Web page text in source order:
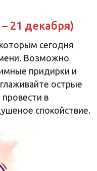
21 декабря)
сегодня
Возможно
придирки и
острые
в
спокойствие.